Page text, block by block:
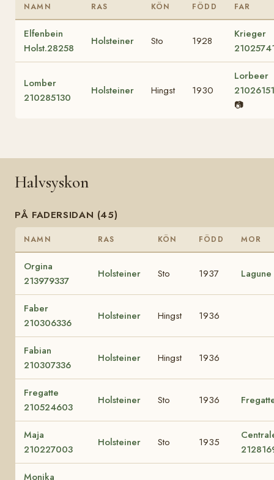
NAMN RAS KÖN FÖDD FAR
Elfenbein
Holst.28258
Holsteiner Sto 1928
Krieger
Lomber
210285130
Holsteiner Hingst 1930
Lorbeer
📷
Halvsyskon
PÅ FADERSIDAN (45)
NAMN RAS KÖN FÖDD MOR
Orgina
213979337
Holsteiner Sto 1937
Faber
210306336
Holsteiner Hingst 1936
Fabian
210307336
Holsteiner Hingst 1936
Fregatte
210524603
Holsteiner Sto 1936
Maja
210227003
Holsteiner Sto 1935
Monika